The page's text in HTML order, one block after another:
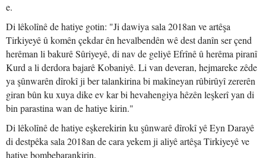
e.
Di lêkolînê de hatiye gotin: "Ji dawiya sala 2018an ve artêşa
Tirkiyeyê û komên çekdar ên hevalbendên wê dest danîn ser çend
herêman li bakurê Sûriyeyê, di nav de geliyê Efrînê û herêma piranî
Kurd a li derdora bajarê Kobaniyê. Li van deveran, hejmareke zêde
ya şûnwarên dîrokî ji ber talankirina bi makîneyan rûbirûyî zererên
giran bûn ku xuya dike ev kar bi hevahengiya hêzên leşkerî yan di
bin parastina wan de hatiye kirin."
Di lêkolînê de hatiye eşkerekirin ku şûnwarê dîrokî yê Eyn Darayê
di destpêka sala 2018an de cara yekem ji aliyê artêşa Tirkiyeyê ve
hatiye bombebarankirin.